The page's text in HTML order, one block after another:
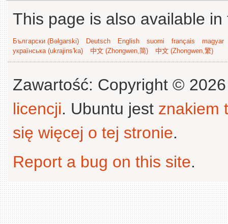
This page is also available
Български (Bəlgarski) Deutsch English suomi français
magyar
українська (ukrajins'ka)
中文 (Zhongwen,简) 中文 (Zhongwen,繁)
Zawartość: Copyright ©
licencji. Ubuntu jest znakiem
się więcej o tej stronie.
Report a bug on this site.